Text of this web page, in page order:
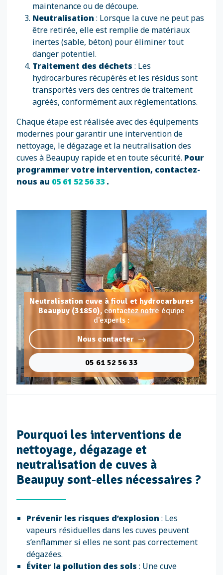
maintenance ou de découpe.
Neutralisation : Lorsque la cuve ne peut pas
être retirée, elle est remplie de matériaux
inertes (sable, béton) pour éliminer tout
danger potentiel.
Traitement des déchets : Les
hydrocarbures récupérés et les résidus sont
transportés vers des centres de traitement
agréés, conformément aux réglementations.
Chaque étape est réalisée avec des équipements
modernes pour garantir une intervention de
nettoyage, le dégazage et la neutralisation des
cuves à Beaupuy rapide et en toute sécurité. Pour
programmer votre intervention, contactez-
nous au 05 61 52 56 33 .
Neutralisation cuve à fioul et hydrocarbures
Beaupuy (31850), contactez notre équipe
d'experts :
Nous contacter
05 61 52 56 33
Pourquoi les interventions de
nettoyage, dégazage et
neutralisation de cuves à
Beaupuy sont-elles nécessaires ?
Prévenir les risques d’explosion : Les
vapeurs résiduelles dans les cuves peuvent
s’enflammer si elles ne sont pas correctement
dégazées.
Éviter la pollution des sols : Une cuve